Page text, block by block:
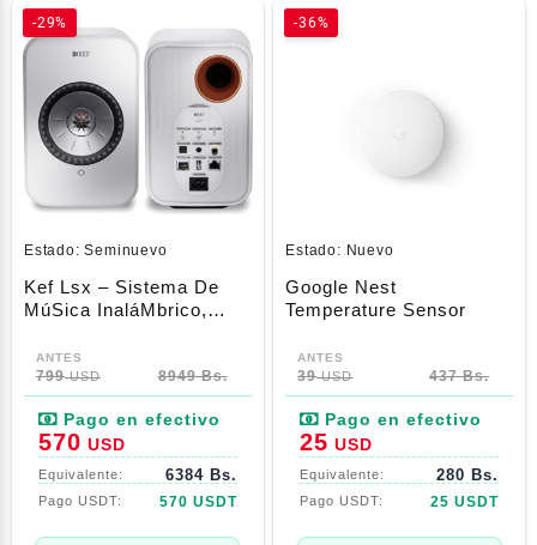
-29%
Estado:Seminuevo
Kef Lsx – Sistema De
MúSica InaláMbrico,
Auxiliary, Wi-Fi,
Ethernet)
799USD 8949 Bs.
570 USD
6384 Bs.
570 USDT
-36%
Estado: Nuevo
Google Nest
Temperature Sensor
39USD 437 Bs.
25 USD
280 Bs.
25 USDT